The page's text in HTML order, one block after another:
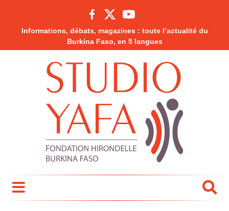
Informations, débats, magazines : toute l’actualité du
Burkina Faso, en 5 langues